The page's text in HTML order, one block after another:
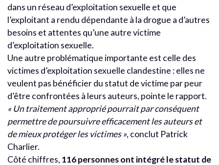
dans un réseau d’exploitation sexuelle et que
l’exploitant a rendu dépendante à la drogue a d’autres
besoins et attentes qu’une autre victime
d’exploitation sexuelle.
Une autre problématique importante est celle des
victimes d’exploitation sexuelle clandestine : elles ne
veulent pas bénéficier du statut de victime par peur
d’être confrontées à leurs auteurs, pointe le rapport.
« Un traitement approprié pourrait par conséquent
permettre de poursuivre efficacement les auteurs et
de mieux protéger les victimes », conclut Patrick
Charlier.
Côté chiffres, 116 personnes ont intégré le statut de